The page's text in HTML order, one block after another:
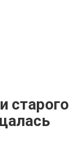
старого